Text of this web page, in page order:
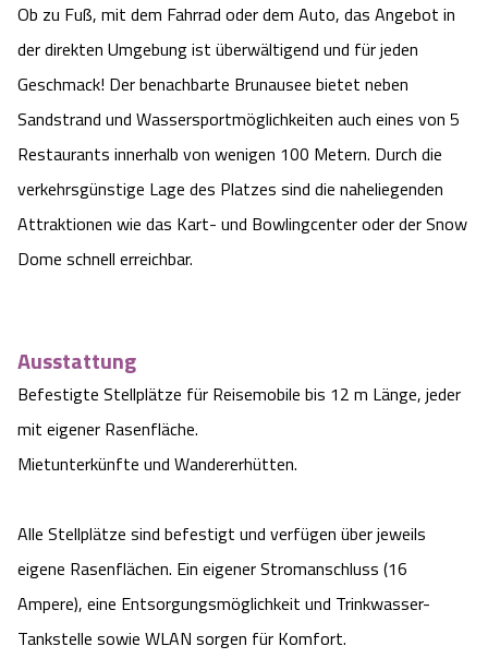
Shop
Angebote
Kontakt
Naturhotels
Urlaub auf dem Bauernhof
Landschaftsführungen
Das verrückte Haus
Battle Kart Bispingen
Adventure District Bispingen
Ob zu Fuß, mit dem Fahrrad oder dem Auto, das Angebot in
der direkten Umgebung ist überwältigend und für jeden
Geschmack! Der benachbarte Brunausee bietet neben
Sandstrand und Wassersportmöglichkeiten auch eines von 5
Restaurants innerhalb von wenigen 100 Metern. Durch die
verkehrsgünstige Lage des Platzes sind die naheliegenden
Attraktionen wie das Kart- und Bowlingcenter oder der Snow
Dome schnell erreichbar.
Ausstattung
Befestigte Stellplätze für Reisemobile bis 12 m Länge, jeder
mit eigener Rasenfläche.
Mietunterkünfte und Wandererhütten.
Alle Stellplätze sind befestigt und verfügen über jeweils
eigene Rasenflächen. Ein eigener Stromanschluss (16
Ampere), eine Entsorgungsmöglichkeit und Trinkwasser-
Tankstelle sowie WLAN sorgen für Komfort.